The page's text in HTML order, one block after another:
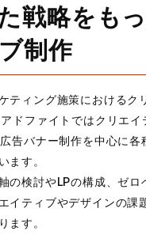
戦略をも
制作
ティング施策におけるク
ドファイトではクリエイ
告バナー制作を中心に各
ます。
の検討やLPの構成、ゼロ
イティブやデザインの課
ます。